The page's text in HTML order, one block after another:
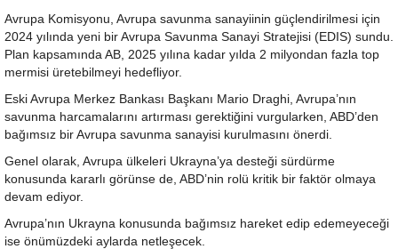
Avrupa Komisyonu, Avrupa savunma sanayiinin güçlendirilmesi için
2024 yılında yeni bir Avrupa Savunma Sanayi Stratejisi (EDIS) sundu.
Plan kapsamında AB, 2025 yılına kadar yılda 2 milyondan fazla top
mermisi üretebilmeyi hedefliyor.
Eski Avrupa Merkez Bankası Başkanı Mario Draghi, Avrupa’nın
savunma harcamalarını artırması gerektiğini vurgularken, ABD’den
bağımsız bir Avrupa savunma sanayisi kurulmasını önerdi.
Genel olarak, Avrupa ülkeleri Ukrayna’ya desteği sürdürme
konusunda kararlı görünse de, ABD’nin rolü kritik bir faktör olmaya
devam ediyor.
Avrupa’nın Ukrayna konusunda bağımsız hareket edip edemeyeceği
ise önümüzdeki aylarda netleşecek.